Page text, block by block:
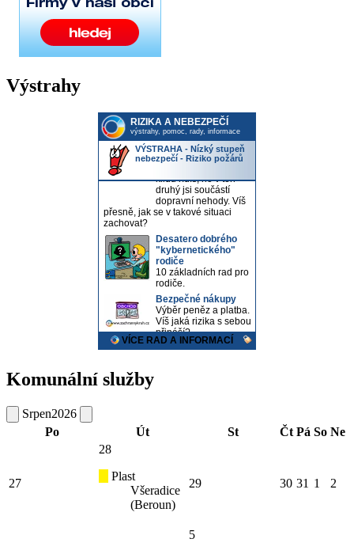
Výstrahy
Komunální služby
Srpen2026
Po
Út St Čt Pá So Ne
27
28
Plast
Všeradice
(Beroun)
29 30 31 1 2
5